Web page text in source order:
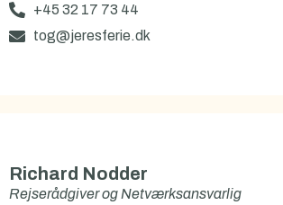
+45 32 17 73 44
tog@jeresferie.dk
Richard Nodder
Rejserådgiver og Netværksansvarlig